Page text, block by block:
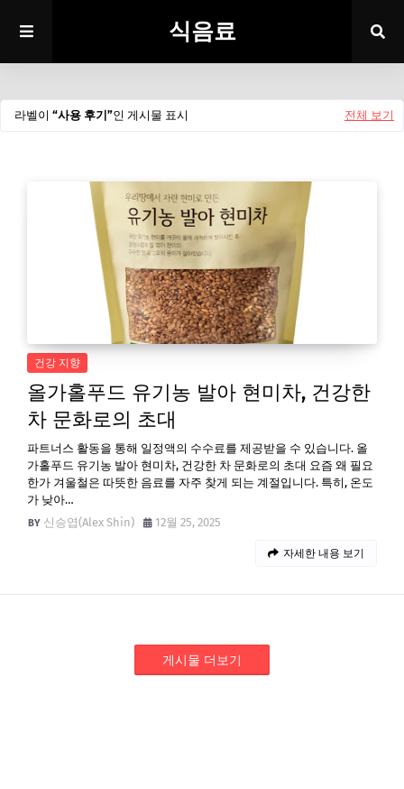
식음료
라벨이 사용 후기 인 게시물 표시 전체 보기
건강 지향
올가홀푸드 유기농 발아 현미차, 건강한
차 문화로의 초대
파트너스 활동을 통해 일정액의 수수료를 제공받을 수 있습니다. 올
가홀푸드 유기농 발아 현미차, 건강한 차 문화로의 초대 요즘 왜 필요
한가 겨울철은 따뜻한 음료를 자주 찾게 되는 계절입니다. 특히, 온도
가 낮아…
신승엽(Alex Shin)
12월 25, 2025
자세한 내용 보기
게시물 더보기